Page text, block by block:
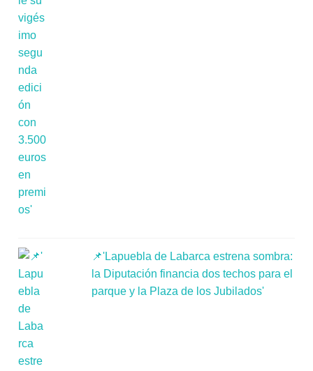
📌'Lapuebla de Labarca estrena sombra:
la Diputación financia dos techos para el
parque y la Plaza de los Jubilados'